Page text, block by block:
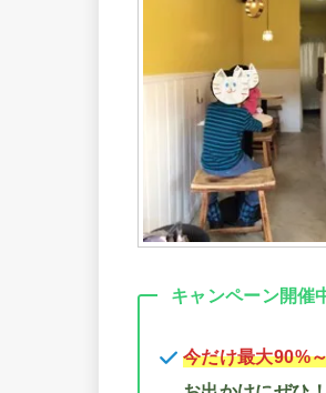
キャンペーン開催
今だけ最大90%